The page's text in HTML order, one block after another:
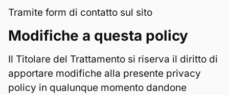
Tramite form di contatto sul sito
Modifiche a questa policy
Il Titolare del Trattamento si riserva il diritto di
apportare modifiche alla presente privacy
policy in qualunque momento dandone